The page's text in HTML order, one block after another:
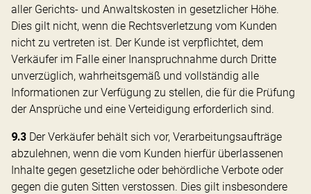
aller Gerichts- und Anwaltskosten in gesetzlicher Höhe.
Dies gilt nicht, wenn die Rechtsverletzung vom Kunden
nicht zu vertreten ist. Der Kunde ist verpflichtet, dem
Verkäufer im Falle einer Inanspruchnahme durch Dritte
unverzüglich, wahrheitsgemäß und vollständig alle
Informationen zur Verfügung zu stellen, die für die Prüfung
der Ansprüche und eine Verteidigung erforderlich sind.
9.3 Der Verkäufer behält sich vor, Verarbeitungsaufträge
abzulehnen, wenn die vom Kunden hierfür überlassenen
Inhalte gegen gesetzliche oder behördliche Verbote oder
gegen die guten Sitten verstossen. Dies gilt insbesondere